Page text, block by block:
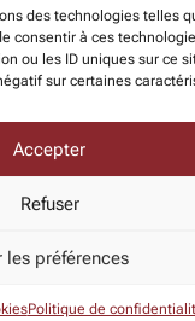
des technologies telles
consentir à ces
ou les ID uniques sur ce
sur certaines
Accepter
Refuser
les préférences
Politique de